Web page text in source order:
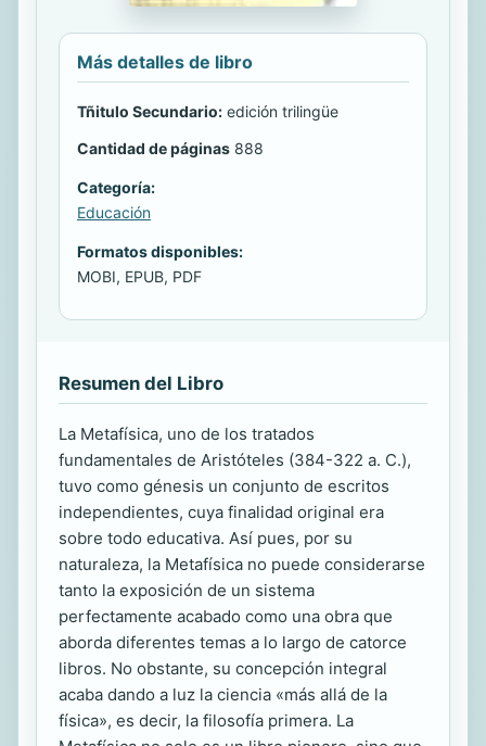
Más detalles de libro
Tñitulo Secundario: edición trilingüe
Cantidad de páginas 888
Categoría:
Educación
Formatos disponibles:
MOBI, EPUB, PDF
Resumen del Libro
La Metafísica, uno de los tratados
fundamentales de Aristóteles (384-322 a. C.),
tuvo como génesis un conjunto de escritos
independientes, cuya finalidad original era
sobre todo educativa. Así pues, por su
naturaleza, la Metafísica no puede considerarse
tanto la exposición de un sistema
perfectamente acabado como una obra que
aborda diferentes temas a lo largo de catorce
libros. No obstante, su concepción integral
acaba dando a luz la ciencia «más allá de la
física», es decir, la filosofía primera. La